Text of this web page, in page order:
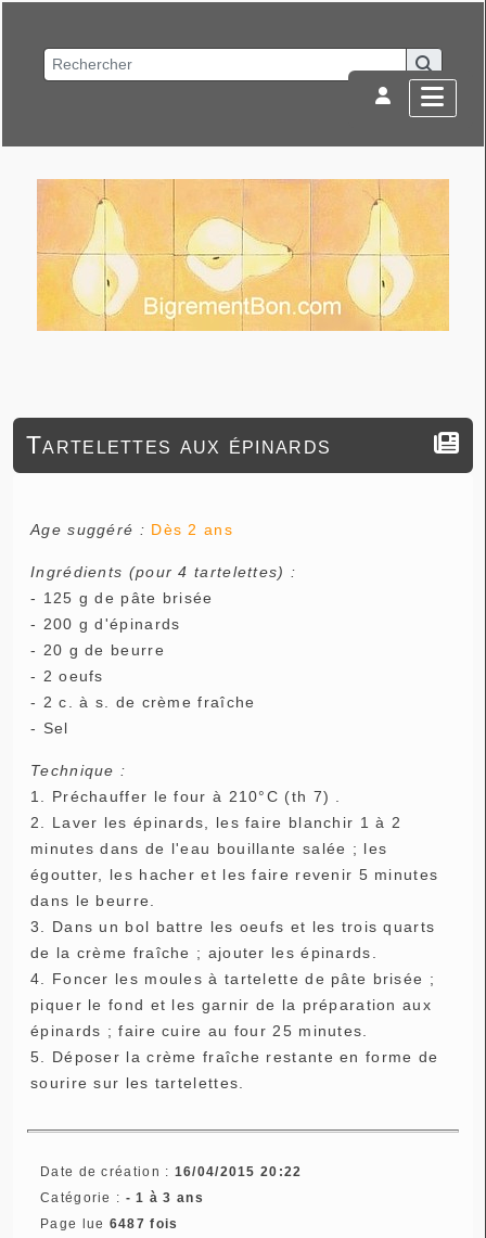
Tartelettes aux épinards
Age suggéré : Dès 2 ans
Ingrédients (pour 4 tartelettes) :
- 125 g de pâte brisée
- 200 g d'épinards
- 20 g de beurre
- 2 oeufs
- 2 c. à s. de crème fraîche
- Sel
Technique :
1. Préchauffer le four à 210°C (th 7) .
2. Laver les épinards, les faire blanchir 1 à 2
minutes dans de l'eau bouillante salée ; les
égoutter, les hacher et les faire revenir 5 minutes
dans le beurre.
3. Dans un bol battre les oeufs et les trois quarts
de la crème fraîche ; ajouter les épinards.
4. Foncer les moules à tartelette de pâte brisée ;
piquer le fond et les garnir de la préparation aux
épinards ; faire cuire au four 25 minutes.
5. Déposer la crème fraîche restante en forme de
sourire sur les tartelettes.
Date de création : 16/04/2015 20:22
Catégorie : - 1 à 3 ans
Page lue 6487 fois